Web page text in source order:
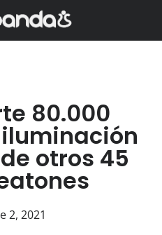
80.000
otros 45
2, 2021